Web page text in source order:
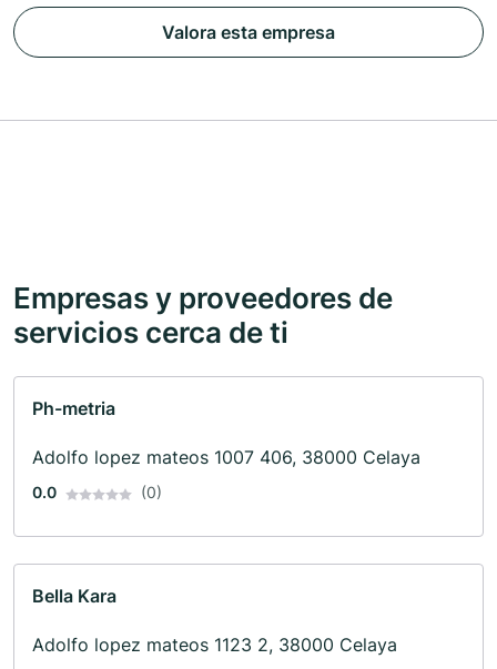
Valora esta empresa
Empresas y proveedores de
servicios cerca de ti
Ph-metria
Adolfo lopez mateos 1007 406, 38000 Celaya
0.0 (0)
Bella Kara
Adolfo lopez mateos 1123 2, 38000 Celaya